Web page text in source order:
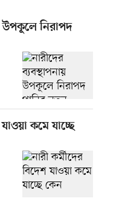
উপকূলে নিরাপদ
কমে যাচ্ছে